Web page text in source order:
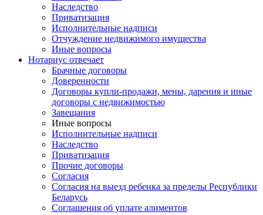
Наследство
Приватизация
Исполнительные надписи
Отчуждение недвижимого имущества
Иные вопросы
Нотариус отвечает
Брачные договоры
Доверенности
Договоры купли-продажи, мены, дарения и иные
договоры с недвижимостью
Завещания
Иные вопросы
Исполнительные надписи
Наследство
Приватизация
Прочие договоры
Согласия
Согласия на выезд ребенка за пределы Республики
Беларусь
Соглашения об уплате алиментов